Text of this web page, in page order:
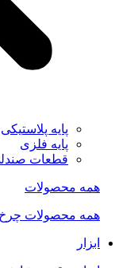
پایه پلاستیکی
پایه فلزی
قطعات
همه محصولات
همه محصولات
ابزار